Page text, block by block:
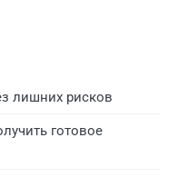
лишних рисков
готовое